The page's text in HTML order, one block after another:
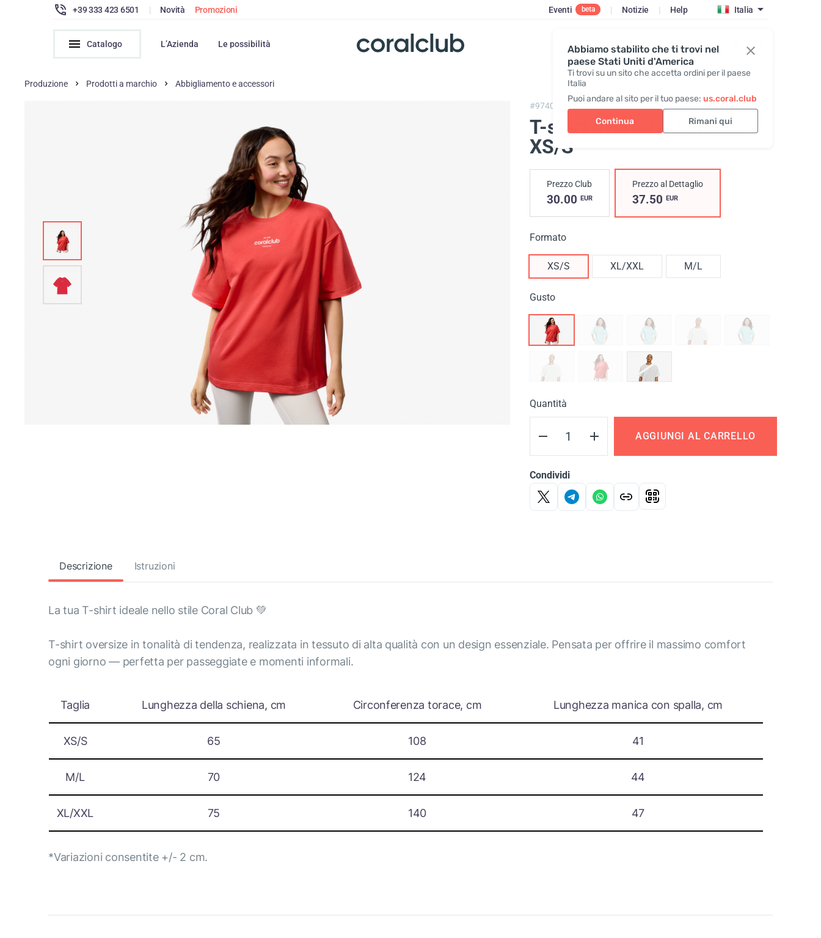
Abbiamo stabilito che ti trovi nel
paese Stati Uniti d'America
Ti trovi su un sito che accetta ordini per il paese
Italia
Puoi andare al sito per il tuo paese: us.coral.club
Continua Rimani qui
+39 333 423 6501 | Novità Promozioni Eventi beta | Notizie | Help Italia
Catalogo L’Azienda Le possibilità Entra / Registrazione
Produzione Prodotti a marchio Abbigliamento e accessori
#97409,
T-shirt oversize, corallo,
XS/S
Prezzo Club
30.00 EUR
Prezzo al Dettaglio
37.50 EUR
Formato
XS/S XL/XXL M/L
Gusto
Quantità
AGGIUNGI AL CARRELLO
Condividi
Descrizione Istruzioni
La tua T-shirt ideale nello stile Coral Club 💚
T-shirt oversize in tonalità di tendenza, realizzata in tessuto di alta qualità con un design essenziale. Pensata per offrire il massimo comfort
ogni giorno — perfetta per passeggiate e momenti informali.
Taglia Lunghezza della schiena, cm Circonferenza torace, cm Lunghezza manica con spalla, cm
XS/S 65 108 41
M/L 70 124 44
XL/XXL 75 140 47
*Variazioni consentite +/- 2 cm.